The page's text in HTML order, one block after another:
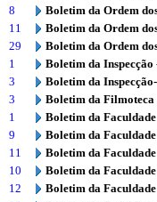
8
Boletim da Ordem
11
Boletim da Ordem
29
Boletim da Ordem
1
Boletim da
3
Boletim da
3
Boletim da
1
Boletim da
9
Boletim da
11
Boletim da
10
Boletim da
12
Boletim da